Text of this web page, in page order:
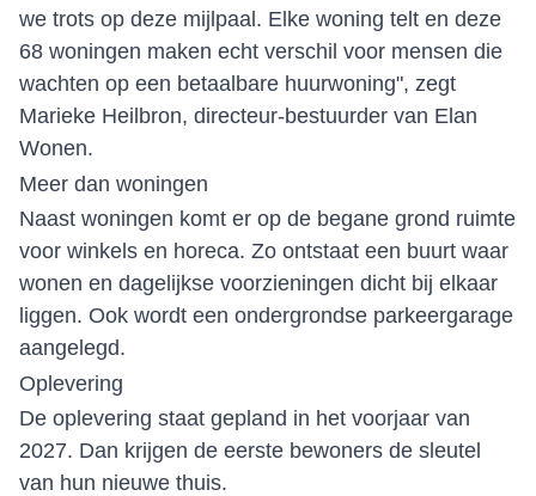
we trots op deze mijlpaal. Elke woning telt en deze
68 woningen maken echt verschil voor mensen die
wachten op een betaalbare huurwoning", zegt
Marieke Heilbron, directeur-bestuurder van Elan
Wonen.
Meer dan woningen
Naast woningen komt er op de begane grond ruimte
voor winkels en horeca. Zo ontstaat een buurt waar
wonen en dagelijkse voorzieningen dicht bij elkaar
liggen. Ook wordt een ondergrondse parkeergarage
aangelegd.
Oplevering
De oplevering staat gepland in het voorjaar van
2027. Dan krijgen de eerste bewoners de sleutel
van hun nieuwe thuis.